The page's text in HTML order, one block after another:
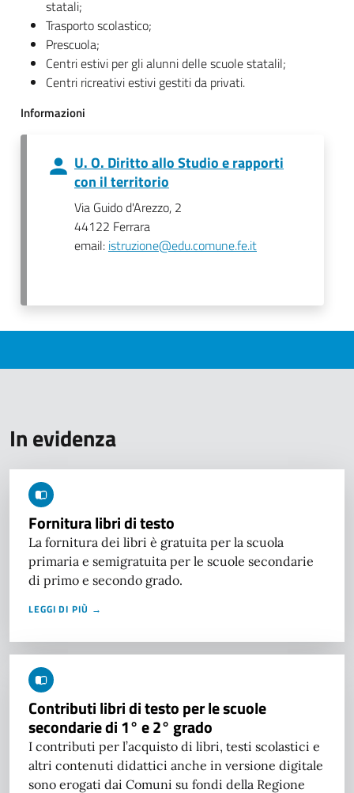
statali;
Trasporto scolastico;
Prescuola;
Centri estivi per gli alunni delle scuole statalil;
Centri ricreativi estivi gestiti da privati.
Informazioni
U. O. Diritto allo Studio e rapporti
con il territorio
Via Guido d'Arezzo, 2
44122 Ferrara
email: istruzione@edu.comune.fe.it
In evidenza
Fornitura libri di testo
La fornitura dei libri è gratuita per la scuola
primaria e semigratuita per le scuole secondarie
di primo e secondo grado.
LEGGI DI PIÙ →
Contributi libri di testo per le scuole
secondarie di 1° e 2° grado
I contributi per l’acquisto di libri, testi scolastici e
altri contenuti didattici anche in versione digitale
sono erogati dai Comuni su fondi della Regione